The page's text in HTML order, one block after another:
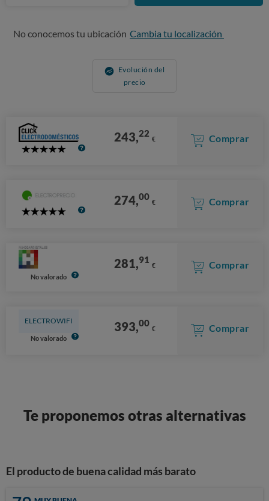
No conocemos tu ubicación Cambia tu localización
Evolución del
precio
5
243,22 € Comprar
5
274,00 € Comprar
No valorado
281,91 € Comprar
ELECTROWIFI
No valorado
393,00 € Comprar
Te proponemos otras alternativas
El producto de buena calidad más barato